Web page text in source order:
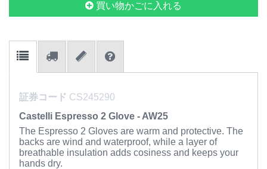
買い物かごに入れる
証券コード CS245290
Castelli Espresso 2 Glove - AW25
The Espresso 2 Gloves are warm and protective. The
backs are wind and waterproof, while a layer of
breathable insulation adds cosiness and keeps your
hands dry.